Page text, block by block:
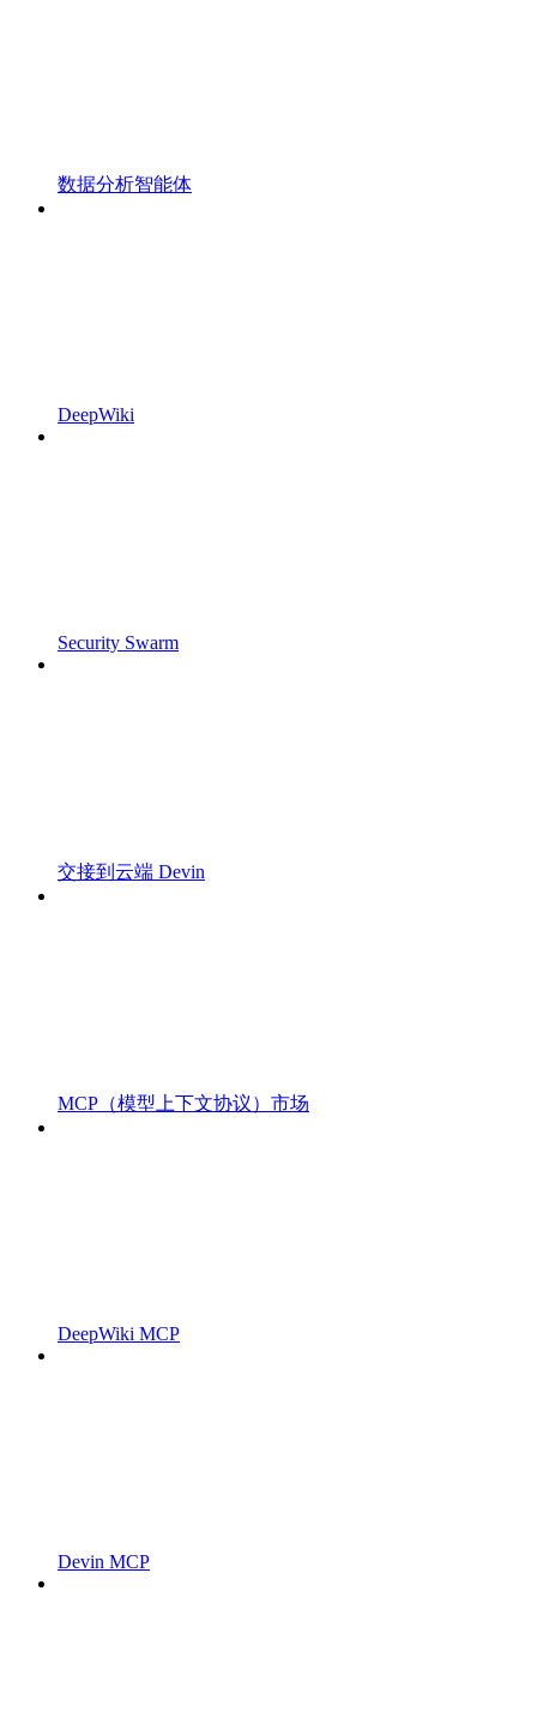
数据分析智能体
DeepWiki
Security Swarm
交接到云端 Devin
MCP（模型上下文协议）市场
DeepWiki MCP
Devin MCP